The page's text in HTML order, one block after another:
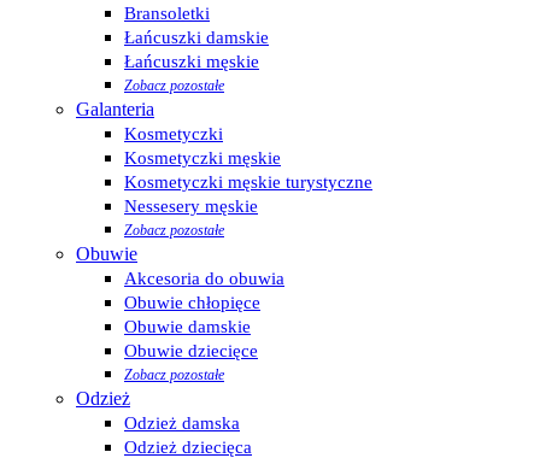
Bransoletki
Łańcuszki damskie
Łańcuszki męskie
Zobacz pozostałe
Galanteria
Kosmetyczki
Kosmetyczki męskie
Kosmetyczki męskie turystyczne
Nessesery męskie
Zobacz pozostałe
Obuwie
Akcesoria do obuwia
Obuwie chłopięce
Obuwie damskie
Obuwie dziecięce
Zobacz pozostałe
Odzież
Odzież damska
Odzież dziecięca